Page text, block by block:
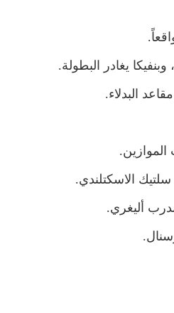
يغادر البطولة.
البدلاء.
الموازين.
الاسكتلندي.
أليغري.